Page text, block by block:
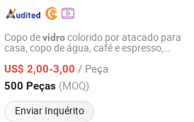
Copo devidrocolorido por atacado para
casa, copo de água, café e espresso,
US$ 2,00-3,00 / Peça
500 Peças (MOQ)
Enviar Inquérito
Development Limited
Desde 2020